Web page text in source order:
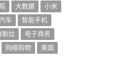
大数据
小米
车
智能手机
斯拉
电子商务
网络购物
美国